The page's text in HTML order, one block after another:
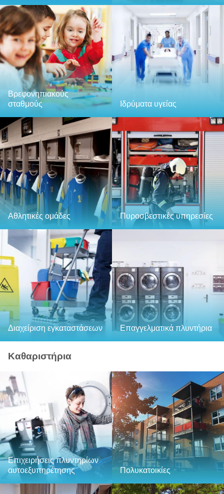
Βρεφονηπιακούς
σταθμούς
Ιδρύματα υγείας
Αθλητικές ομάδες Πυροσβεστικές υπηρεσίες
Διαχείριση εγκαταστάσεων Επαγγελματικά πλυντήρια
Καθαριστήρια
Επιχειρήσεις πλυντηρίων
αυτοεξυπηρέτησης
Πολυκατοικίες